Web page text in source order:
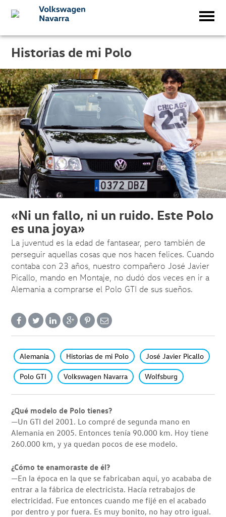
Historias de mi Polo
«Ni un fallo, ni un ruido. Este Polo
es una joya»
La juventud es la edad de fantasear, pero también de
perseguir aquellas cosas que nos hacen felices. Cuando
contaba con 23 años, nuestro compañero José Javier
Picallo, mando en Montaje, no dudó dos veces en ir a
Alemania a comprarse el Polo GTI de sus sueños.
Alemania Historias de mi Polo José Javier Picallo
Polo GTI Volkswagen Navarra Wolfsburg
¿Qué modelo de Polo tienes?
—Un GTI del 2001. Lo compré de segunda mano en
Alemania en 2005. Entonces tenía 90.000 km. Hoy tiene
260.000 km, y ya quedan pocos de ese modelo.
¿Cómo te enamoraste de él?
—En la época en la que se fabricaban aquí, yo acababa de
entrar a la fábrica de electricista. Hacía retrabajos de
electricidad. Fue entonces cuando me fijé en el acabado
por dentro y por fuera. Es muy bonito, no hay otro igual.